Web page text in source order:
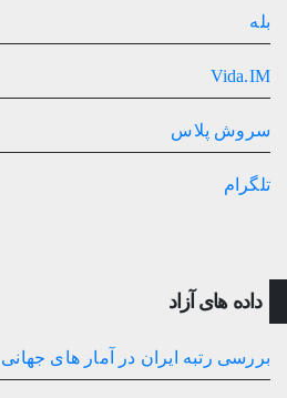
بله
Vida.IM
سروش پلاس
تلگرام
داده های آزاد
بررسی رتبه ایران در آمار های جهانی